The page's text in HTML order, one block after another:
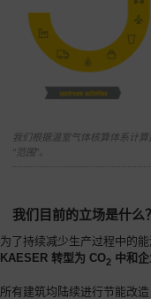
我们根据温室气体核算体系计
“范围”。
我们目前的立场是什么？
为了持续减少生产过程中的
KAESER 转型为 CO2 中和
所有建筑均陆续进行节能改